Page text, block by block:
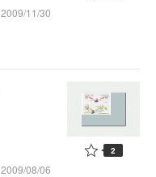
2009/11/30
2009/08/06
2